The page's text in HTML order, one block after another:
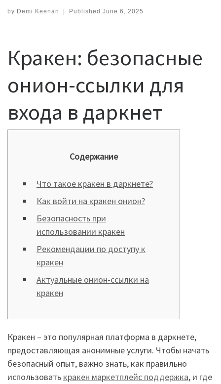
by Demi Keenan | Published June 6, 2025
Кракен: безопасные
онион-ссылки для
входа в даркнет
Содержание
Что такое кракен в даркнете?
Как войти на кракен онион?
Безопасность при
использовании кракен
Рекомендации по доступу к
кракен
Актуальные онион-ссылки на
кракен
Кракен – это популярная платформа в даркнете,
предоставляющая анонимные услуги. Чтобы начать
безопасный опыт, важно знать, как правильно
использовать кракен маркетплейс поддержка, и где